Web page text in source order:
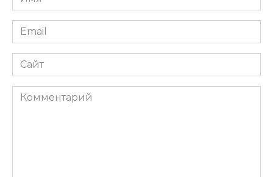
*
Email
*
Сайт
Комментарий